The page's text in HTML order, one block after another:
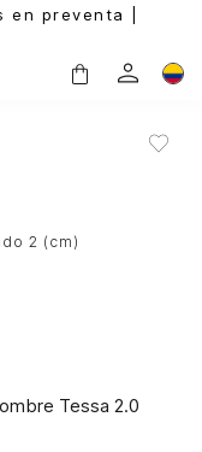
en preventa |
2 (cm)
Tessa 2.0